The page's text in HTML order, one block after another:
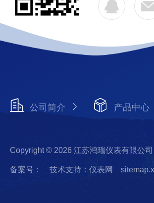
公司简介 产品中心
Copyright © 2026 江苏鸿瑞仪表有限公
备案号： 技术支持：仪表网